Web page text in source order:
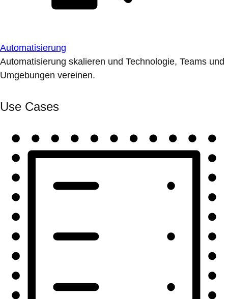
Automatisierung
Automatisierung skalieren und Technologie, Teams und
Umgebungen vereinen.
Use Cases